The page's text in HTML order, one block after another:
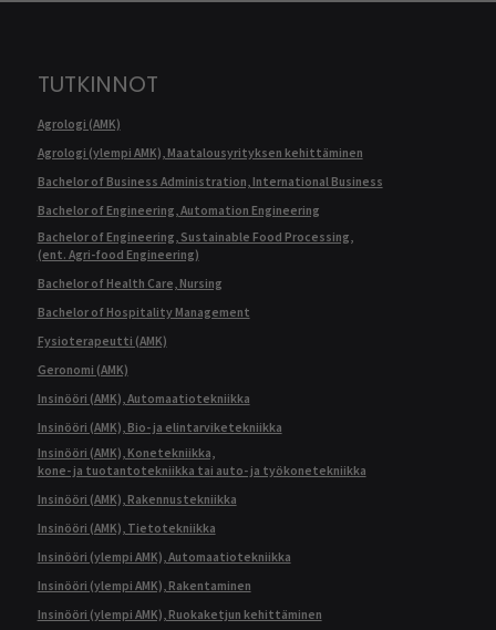
TUTKINNOT
Agrologi (AMK)
Agrologi (ylempi AMK), Maatalousyrityksen kehittäminen
Bachelor of Business Administration, International Business
Bachelor of Engineering, Automation Engineering
Bachelor of Engineering, Sustainable Food Processing,
(ent. Agri-food Engineering)
Bachelor of Health Care, Nursing
Bachelor of Hospitality Management
Fysioterapeutti (AMK)
Geronomi (AMK)
Insinööri (AMK), Automaatiotekniikka
Insinööri (AMK), Bio- ja elintarviketekniikka
Insinööri (AMK), Konetekniikka,
kone- ja tuotantotekniikka tai auto- ja työkonetekniikka
Insinööri (AMK), Rakennustekniikka
Insinööri (AMK), Tietotekniikka
Insinööri (ylempi AMK), Automaatiotekniikka
Insinööri (ylempi AMK), Rakentaminen
Insinööri (ylempi AMK), Ruokaketjun kehittäminen